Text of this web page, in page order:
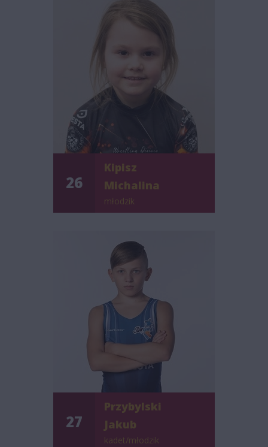
26
Kipisz
Michalina
młodzik
27
Przybylski
Jakub
kadet/młodzik